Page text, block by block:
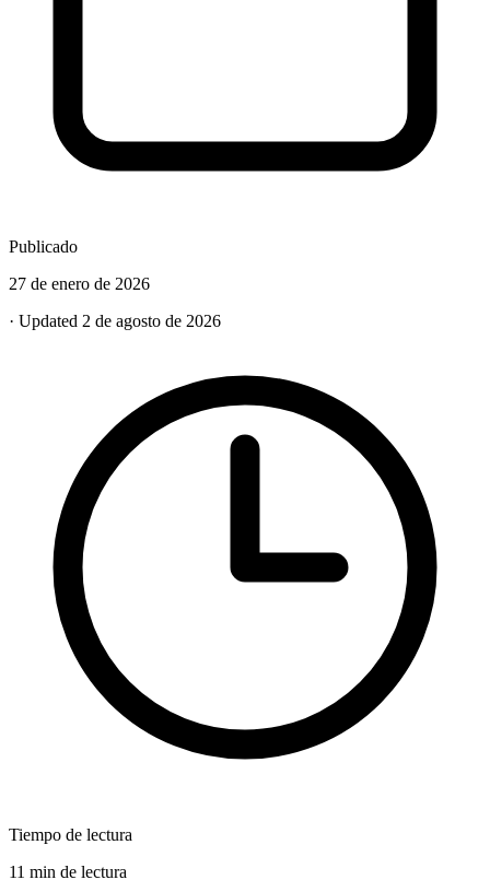
Publicado
27 de enero de 2026
· Updated 2 de agosto de 2026
Tiempo de lectura
11 min de lectura